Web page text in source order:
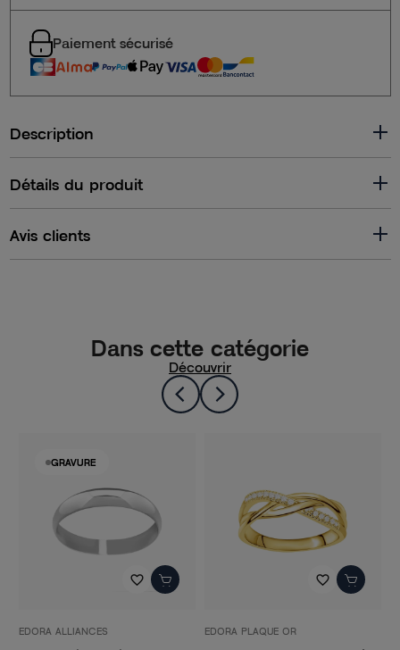
Paiement sécurisé
Description
Détails du produit
Avis clients
Dans cette catégorie
Découvrir
favorite_border
EDORA PLAQUE OR
favorite_border
EDORA ALLIANCES